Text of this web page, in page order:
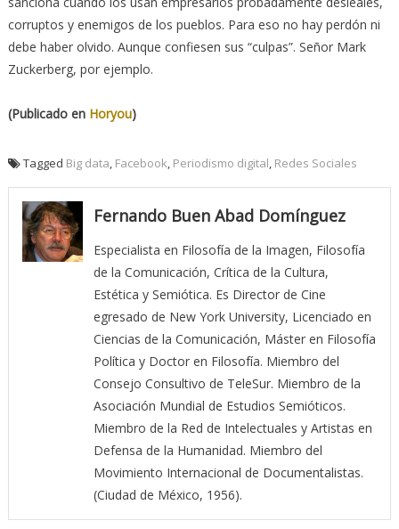
corruptos y enemigos de los pueblos. Para eso no hay perdón ni
debe haber olvido. Aunque confiesen sus “culpas”. Señor Mark
Zuckerberg, por ejemplo.
(Publicado en Horyou)
Tagged Big data, Facebook, Periodismo digital, Redes Sociales
Fernando Buen Abad Domínguez
Especialista en Filosofía de la Imagen, Filosofía
de la Comunicación, Crítica de la Cultura,
Estética y Semiótica. Es Director de Cine
egresado de New York University, Licenciado en
Ciencias de la Comunicación, Máster en Filosofía
Política y Doctor en Filosofía. Miembro del
Consejo Consultivo de TeleSur. Miembro de la
Asociación Mundial de Estudios Semióticos.
Miembro de la Red de Intelectuales y Artistas en
Defensa de la Humanidad. Miembro del
Movimiento Internacional de Documentalistas.
(Ciudad de México, 1956).